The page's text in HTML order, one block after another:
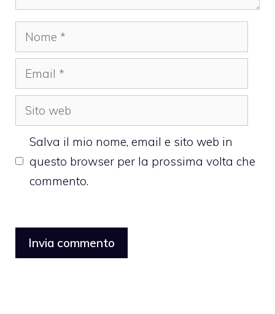
Nome
Email
Sito
web
Salva il mio nome, email e sito web in
questo browser per la prossima volta che
commento.